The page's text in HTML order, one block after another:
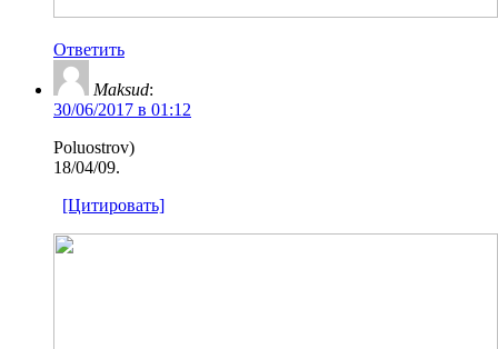
Ответить
Maksud:
30/06/2017 в 01:12
Poluostrov)
18/04/09.
[Цитировать]